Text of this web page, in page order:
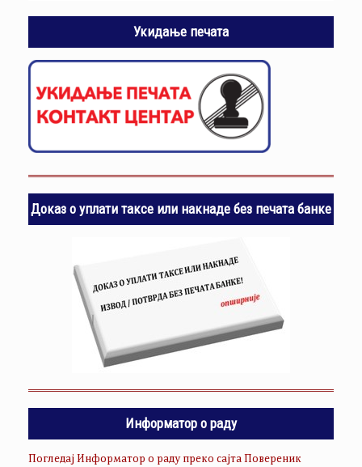
Укидање печата
Доказ о уплати таксе или накнаде без печата банке
Информатор о раду
Погледај Информатор о раду преко сајта Повереник